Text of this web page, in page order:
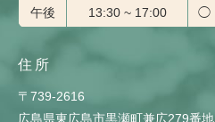
午後 13:30 ~ 17:00 ◯
住所
〒739-2616
広島県東広島市黒瀬町兼広279番地